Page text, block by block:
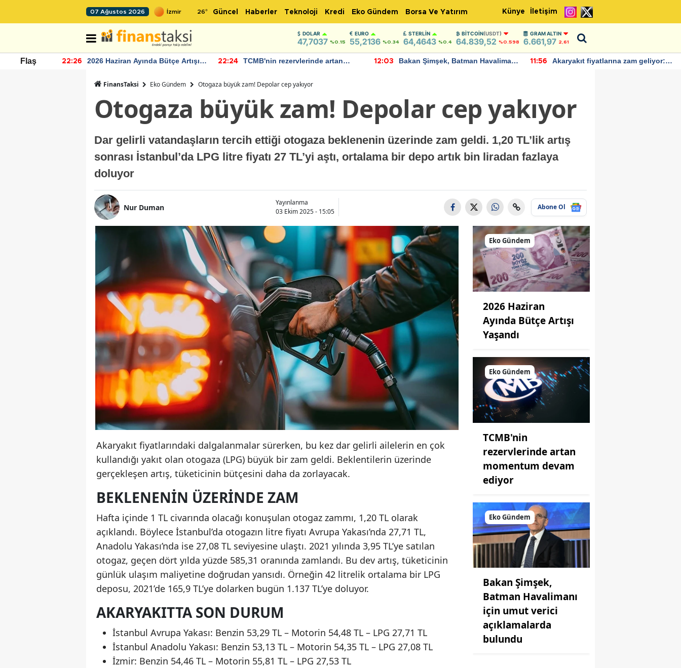
07 Ağustos 2026 26° Güncel Haberler Teknoloji Kredi Eko Gündem Borsa Ve Yatırım Künye İletişim
DOLAR
47,7037 %0.15
EURO
55,2136 %0.34
STERLIN
64,4643 %0.4
BITCOIN(USDT)
64.839,52 %0.598
GRAM ALTIN
6.661,97 2,61
Flaş 22:26
2026 Haziran Ayında Bütçe Artışı
22:24
TCMB'nin rezervlerinde artan
12:03
Bakan Şimşek, Batman Havalimanı
11:56
Akaryakıt fiyatlarına zam geliyor:
FinansTaksi Eko Gündem Otogaza büyük zam! Depolar cep yakıyor
Otogaza büyük zam! Depolar cep yakıyor
Dar gelirli vatandaşların tercih ettiği otogaza beklenenin üzerinde zam geldi. 1,20 TL’lik artış
sonrası İstanbul’da LPG litre fiyatı 27 TL’yi aştı, ortalama bir depo artık bin liradan fazlaya
doluyor
Nur Duman
Yayınlanma
03 Ekim 2025 - 15:05
Abone Ol
Akaryakıt fiyatlarındaki dalgalanmalar sürerken, bu kez dar gelirli ailelerin en çok
kullandığı yakıt olan otogaza (LPG) büyük bir zam geldi. Beklentilerin üzerinde
gerçekleşen artış, tüketicinin bütçesini daha da zorlayacak.
BEKLENENIN ÜZERINDE ZAM
Hafta içinde 1 TL civarında olacağı konuşulan otogaz zammı, 1,20 TL olarak
açıklandı. Böylece İstanbul’da otogazın litre fiyatı Avrupa Yakası’nda 27,71 TL,
Anadolu Yakası’nda ise 27,08 TL seviyesine ulaştı. 2021 yılında 3,95 TL’ye satılan
otogaz, geçen dört yılda yüzde 585,31 oranında zamlandı. Bu dev artış, tüketicinin
günlük ulaşım maliyetine doğrudan yansıdı. Örneğin 42 litrelik ortalama bir LPG
deposu, 2021’de 165,9 TL’ye dolarken bugün 1.137 TL’ye doluyor.
AKARYAKITTA SON DURUM
İstanbul Avrupa Yakası: Benzin 53,29 TL – Motorin 54,48 TL – LPG 27,71 TL
İstanbul Anadolu Yakası: Benzin 53,13 TL – Motorin 54,35 TL – LPG 27,08 TL
İzmir: Benzin 54,46 TL – Motorin 55,81 TL – LPG 27,53 TL
Eko Gündem
2026 Haziran
Ayında Bütçe Artışı
Yaşandı
Eko Gündem
TCMB'nin
rezervlerinde artan
momentum devam
ediyor
Eko Gündem
Bakan Şimşek,
Batman Havalimanı
için umut verici
açıklamalarda
bulundu